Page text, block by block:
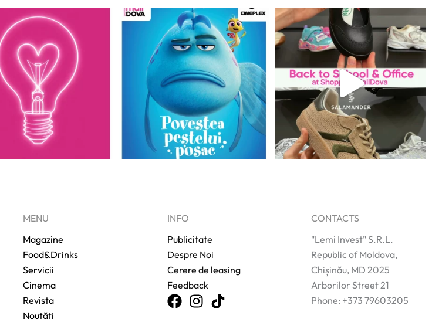
MENU
Magazine
Food&Drinks
Servicii
Cinema
Revista
Noutăți
INFO
Publicitate
Despre Noi
Cerere de leasing
Feedback
CONTACTS
"Lemi Invest" S.R.L.
Republic of Moldova,
Chișinău, MD 2025
Arborilor Street 21
Phone: +373 79603205